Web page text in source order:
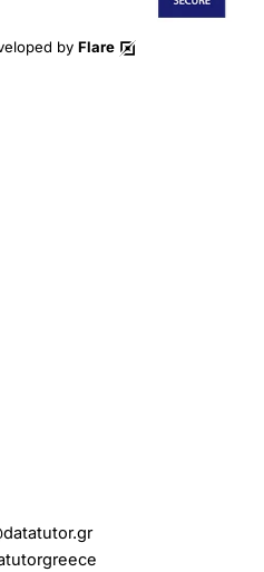
by Flare